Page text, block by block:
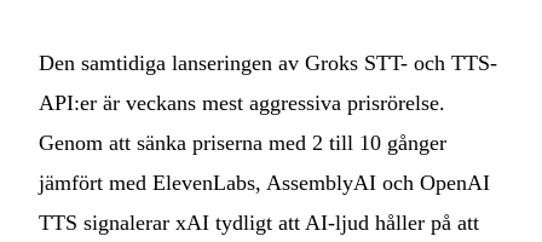
Den samtidiga lanseringen av Groks STT- och TTS-
API:er är veckans mest aggressiva prisrörelse.
Genom att sänka priserna med 2 till 10 gånger
jämfört med ElevenLabs, AssemblyAI och OpenAI
TTS signalerar xAI tydligt att AI-ljud håller på att